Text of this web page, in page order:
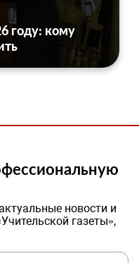
году: кому
новости и
газеты»,